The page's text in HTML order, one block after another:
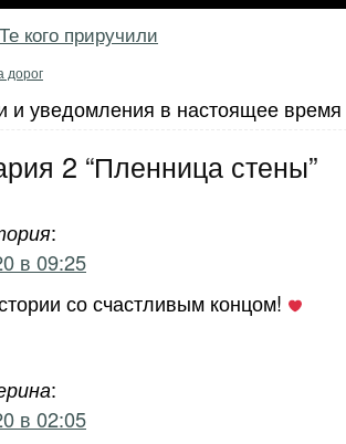
Те кого приручили
дорог
и уведомления в настоящее
2 “Пленница стены”
:
в 09:25
со счастливым концом!
:
в 02:05